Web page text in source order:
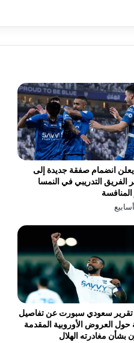
يعلن انضمام صفقة جديدة إلى
التدريبي في النمسا
المنافسة
سعودي سبورت عن تفاصيل
العروض الأوروبية المقدمة
بشأن مغادرته الهلال